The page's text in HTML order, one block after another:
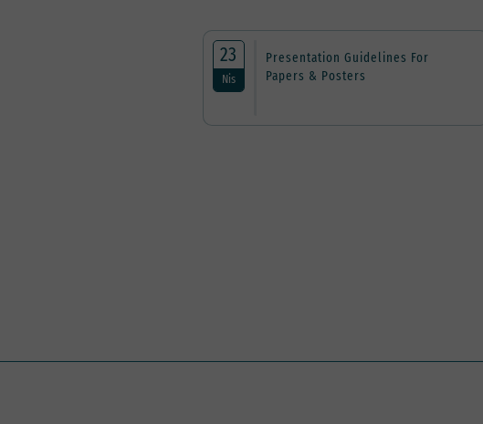
23
Nis
Presentation Guidelines For
Papers & Posters